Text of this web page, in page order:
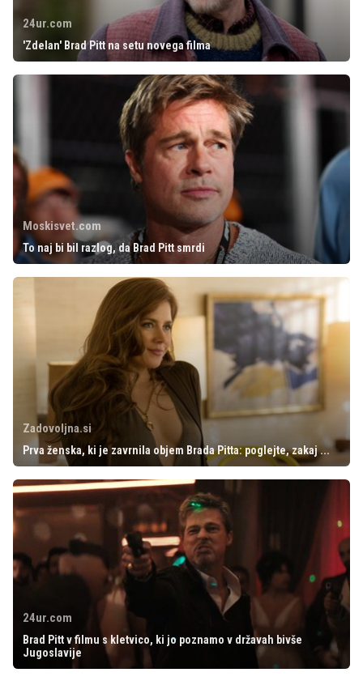
24ur.com
'Zdelan' Brad Pitt na setu novega filma
Moskisvet.com
To naj bi bil razlog, da Brad Pitt smrdi
Zadovoljna.si
Prva ženska, ki je zavrnila objem Brada Pitta: poglejte, zakaj ...
24ur.com
Brad Pitt v filmu s kletvico, ki jo poznamo v državah bivše
Jugoslavije